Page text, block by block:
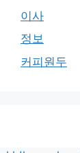
이사
정보
커피원두